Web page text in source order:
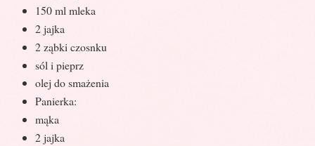
150 ml mleka
2 jajka
2 ząbki czosnku
sól i pieprz
olej do smażenia
Panierka:
mąka
2 jajka